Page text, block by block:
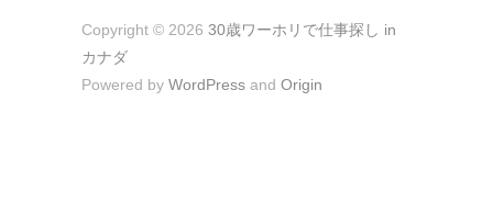
Copyright © 2026 30歳ワーホリで仕事探し in
カナダ
Powered by WordPress and Origin